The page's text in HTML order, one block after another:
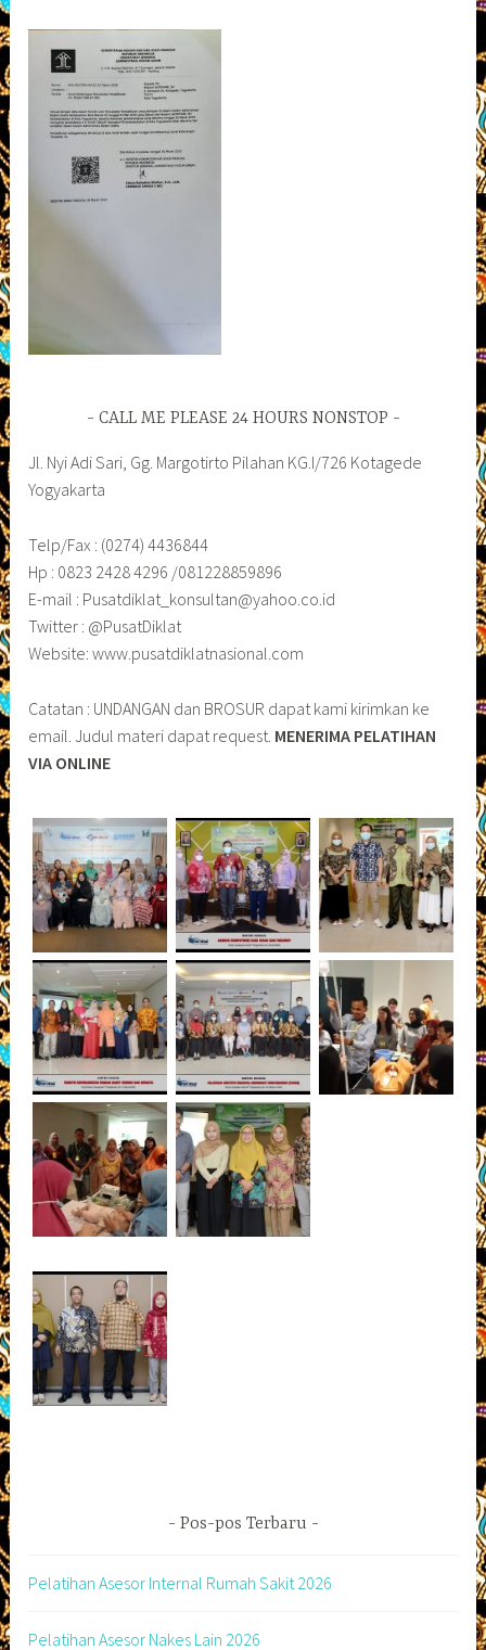
CALL ME PLEASE 24 HOURS NONSTOP
Jl. Nyi Adi Sari, Gg. Margotirto Pilahan KG.I/726 Kotagede
Yogyakarta
Telp/Fax : (0274) 4436844
Hp : 0823 2428 4296 /081228859896
E-mail : Pusatdiklat_konsultan@yahoo.co.id
Twitter : @PusatDiklat
Website: www.pusatdiklatnasional.com
Catatan : UNDANGAN dan BROSUR dapat kami kirimkan ke
email. Judul materi dapat request. MENERIMA PELATIHAN
VIA ONLINE
Pos-pos Terbaru
Pelatihan Asesor Internal Rumah Sakit 2026
Pelatihan Asesor Nakes Lain 2026